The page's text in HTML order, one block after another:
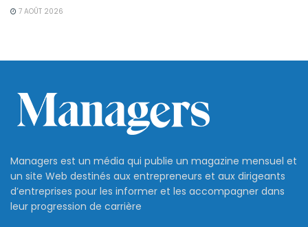
7 AOÛT 2026
Managers est un média qui publie un magazine mensuel et
un site Web destinés aux entrepreneurs et aux dirigeants
d’entreprises pour les informer et les accompagner dans
leur progression de carrière